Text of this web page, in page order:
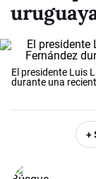
El presidente Luis
durante una
+